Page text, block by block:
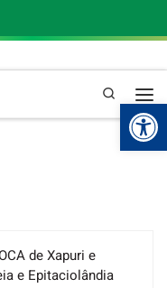
Pesquisa
de Xapuri e
e Epitaciolândia